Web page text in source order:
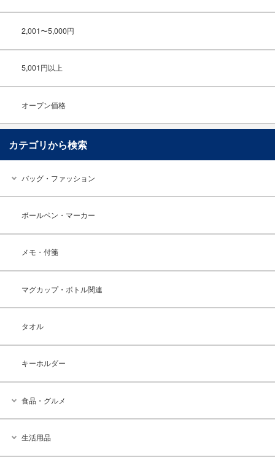
2,001〜5,000円
5,001円以上
オープン価格
カテゴリから検索
バッグ・ファッション
ボールペン・マーカー
メモ・付箋
マグカップ・ボトル関連
タオル
キーホルダー
食品・グルメ
生活用品